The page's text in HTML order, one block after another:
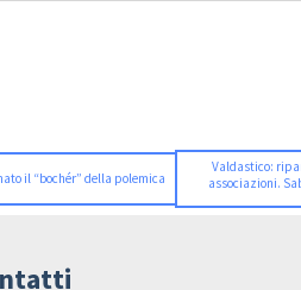
il “bochér” della polemica
Valdastico:
associazioni.